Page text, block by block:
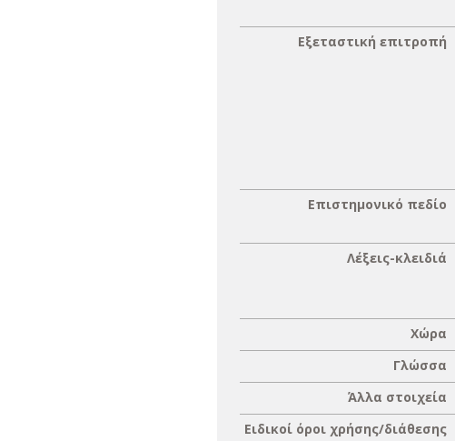
Εξεταστική επιτροπή
Επιστημονικό πεδίο
Λέξεις-κλειδιά
Χώρα
Γλώσσα
Άλλα στοιχεία
Ειδικοί όροι χρήσης/διάθεσης